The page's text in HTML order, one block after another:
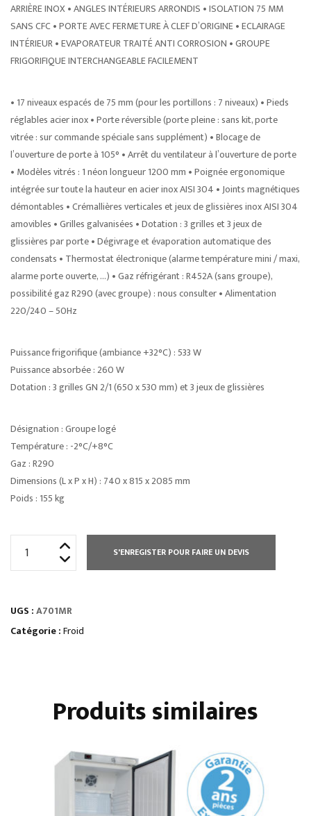
ARRIÈRE INOX • ANGLES INTÉRIEURS ARRONDIS • ISOLATION 75 MM
SANS CFC • PORTE AVEC FERMETURE À CLEF D’ORIGINE • ECLAIRAGE
INTÉRIEUR • EVAPORATEUR TRAITÉ ANTI CORROSION • GROUPE
FRIGORIFIQUE INTERCHANGEABLE FACILEMENT
• 17 niveaux espacés de 75 mm (pour les portillons : 7 niveaux) • Pieds
réglables acier inox • Porte réversible (porte pleine : sans kit, porte
vitrée : sur commande spéciale sans supplément) • Blocage de
l’ouverture de porte à 105° • Arrêt du ventilateur à l’ouverture de porte
• Modèles vitrés : 1 néon longueur 1200 mm • Poignée ergonomique
intégrée sur toute la hauteur en acier inox AISI 304 • Joints magnétiques
démontables • Crémallières verticales et jeux de glissières inox AISI 304
amovibles • Grilles galvanisées • Dotation : 3 grilles et 3 jeux de
glissières par porte • Dégivrage et évaporation automatique des
condensats • Thermostat électronique (alarme température mini / maxi,
alarme porte ouverte, …) • Gaz réfrigérant : R452A (sans groupe),
possibilité gaz R290 (avec groupe) : nous consulter • Alimentation
220/240 – 50Hz
Puissance frigorifique (ambiance +32°C) : 533 W
Puissance absorbée : 260 W
Dotation : 3 grilles GN 2/1 (650 x 530 mm) et 3 jeux de glissières
Désignation : Groupe logé
Température : -2°C/+8°C
Gaz : R290
Dimensions (L x P x H) : 740 x 815 x 2085 mm
Poids : 155 kg
L
POSITIVE
S'ENREGISTER POUR FAIRE UN DEVIS
UGS :A701MR
Catégorie :Froid
Produits similaires